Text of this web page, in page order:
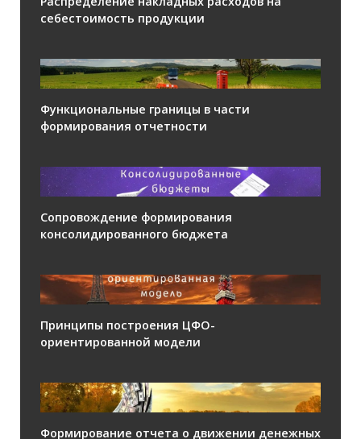
себестоимость продукции
Функциональные границы в части
формирования отчетности
Сопровождение формирования
консолидированного бюджета
Принципы построения ЦФО-
ориентированной модели
Формирование отчета о движении денежных